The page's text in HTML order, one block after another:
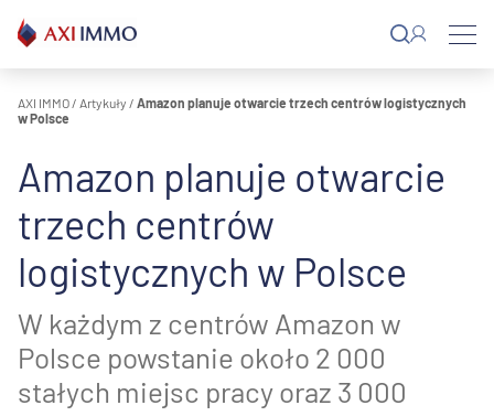
do
treści
AXI IMMO / Artykuły / Amazon planuje otwarcie trzech centrów logistycznych
w Polsce
Amazon planuje otwarcie
trzech centrów
logistycznych w Polsce
W każdym z centrów Amazon w
Polsce powstanie około 2 000
stałych miejsc pracy oraz 3 000